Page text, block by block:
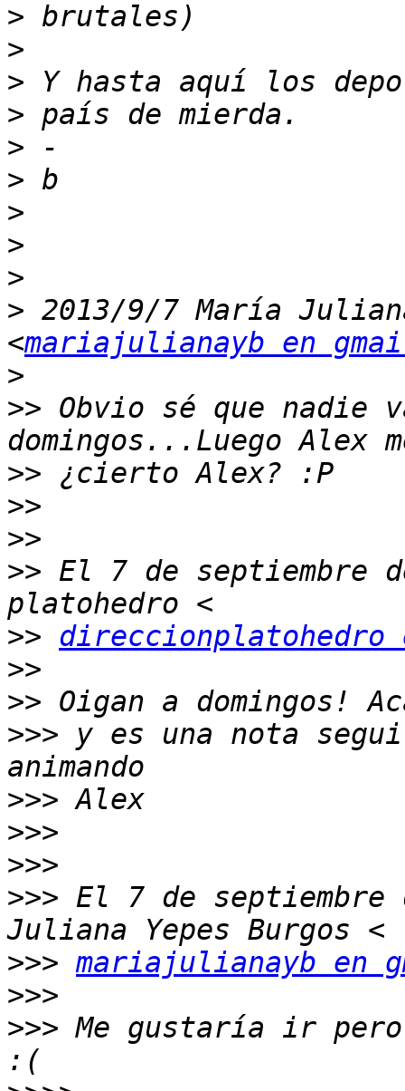
>
>
>
>
>
>
>
>
>
> 2013/9/7 María
<mariajulianayb en
>
>> Obvio sé que nadie
>>
>>
>>
>> El 7 de septiembre
>> direccionplatohedro
>>
>>
>>> y es una nota
>>>
>>>
>>>
>>> El 7 de septiembre
>>> mariajulianayb en
>>>
>>> Me gustaría ir